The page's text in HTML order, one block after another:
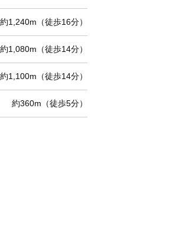
約1,240m（徒歩16分）
約1,080m（徒歩14分）
約1,100m（徒歩14分）
約360m（徒歩5分）